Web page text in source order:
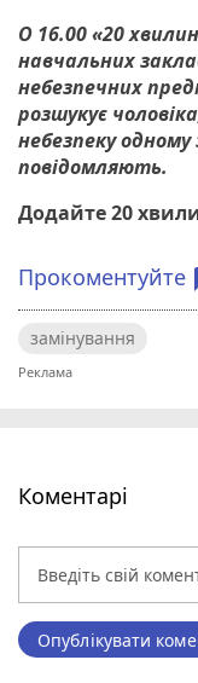
О 16.00 «20
навчальних
небезпечних
розшукує
небезпеку одному
повідомляють.
Додайте 20
Прокоментуйте
замінування
Коментарі
Опублікувати